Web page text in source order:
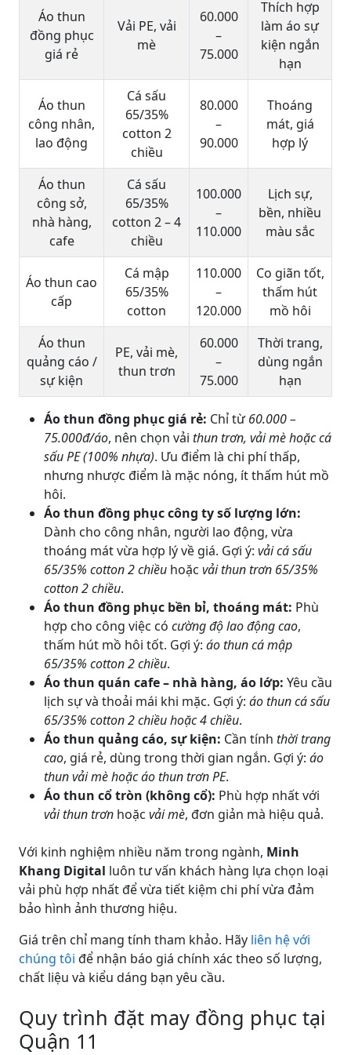
Áo thun
đồng phục
giá rẻ
Vải PE, vải
mè
60.000
–
75.000
Thích hợp
làm áo sự
kiện ngắn
hạn
Áo thun
công nhân,
lao động
Cá sấu
65/35%
cotton 2
chiều
80.000
–
90.000
Thoáng
mát, giá
hợp lý
Áo thun
công sở,
nhà hàng,
cafe
Cá sấu
65/35%
cotton 2 – 4
chiều
100.000
–
110.000
Lịch sự,
bền, nhiều
màu sắc
Áo thun cao
cấp
Cá mập
65/35%
cotton
110.000
–
120.000
Co giãn tốt,
thấm hút
mồ hôi
Áo thun
quảng cáo /
sự kiện
PE, vải mè,
thun trơn
60.000
–
75.000
Thời trang,
dùng ngắn
hạn
Áo thun đồng phục giá rẻ: Chỉ từ60.000 –
75.000đ/áo, nên chọn vải thun trơn, vải mè hoặc cá
sấu PE (100% nhựa). Ưu điểm là chi phí thấp,
nhưng nhược điểm là mặc nóng, ít thấm hút mồ
hôi.
Áo thun đồng phục công ty số lượng lớn:
Dành cho công nhân, người lao động, vừa
thoáng mát vừa hợp lý về giá. Gợi ý: vải cá sấu
65/35% cotton 2 chiều hoặc vải thun trơn 65/35%
cotton 2 chiều.
Áo thun đồng phục bền bỉ, thoáng mát: Phù
hợp cho công việc có cường độ lao động cao,
thấm hút mồ hôi tốt. Gợi ý: áo thun cá mập
65/35% cotton 2 chiều.
Áo thun quán cafe – nhà hàng, áo lớp: Yêu cầu
lịch sự và thoải mái khi mặc. Gợi ý: áo thun cá sấu
65/35% cotton 2 chiều hoặc 4 chiều.
Áo thun quảng cáo, sự kiện: Cần tính thời trang
cao, giá rẻ, dùng trong thời gian ngắn. Gợi ý: áo
thun vải mè hoặc áo thun trơn PE.
Áo thun cổ tròn (không cổ): Phù hợp nhất với
vải thun trơn hoặc vải mè, đơn giản mà hiệu quả.
Với kinh nghiệm nhiều năm trong ngành, Minh
Khang Digital luôn tư vấn khách hàng lựa chọn loại
vải phù hợp nhất để vừa tiết kiệm chi phí vừa đảm
bảo hình ảnh thương hiệu.
Giá trên chỉ mang tính tham khảo. Hãy liên hệ với
chúng tôi để nhận báo giá chính xác theo số lượng,
chất liệu và kiểu dáng bạn yêu cầu.
Quy trình đặt may đồng phục tại
Quận 11